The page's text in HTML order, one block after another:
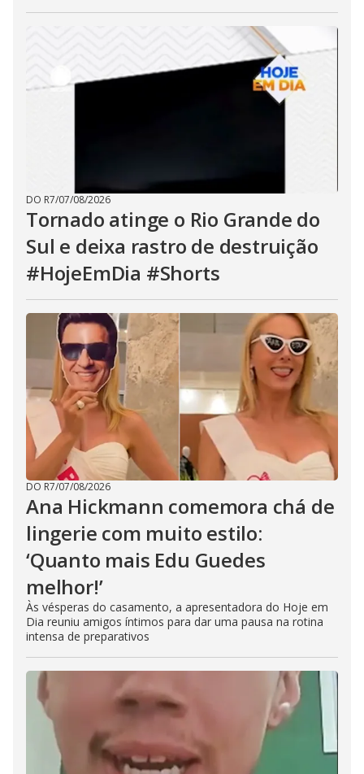
DO R7/07/08/2026
Tornado atinge o Rio Grande do
Sul e deixa rastro de destruição
#HojeEmDia #Shorts
DO R7/07/08/2026
Ana Hickmann comemora chá de
lingerie com muito estilo:
‘Quanto mais Edu Guedes
melhor!’
Às vésperas do casamento, a apresentadora do Hoje em
Dia reuniu amigos íntimos para dar uma pausa na rotina
intensa de preparativos